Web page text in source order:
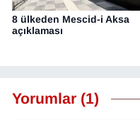
8 ülkeden Mescid-i Aksa
açıklaması
Yorumlar (1)